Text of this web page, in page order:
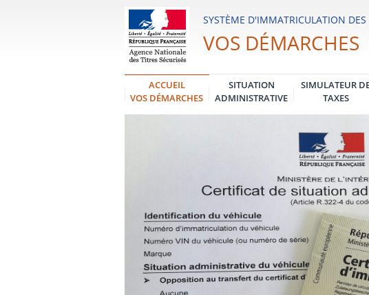
Système
d'Immatriculation
des
Véhicules
SYSTÈME D'IMMATRICULATION DES
VOS DÉMARCHES
ACCUEIL
VOS DÉMARCHES
SITUATION
ADMINISTRATIVE
SIMULATEUR
TAXES